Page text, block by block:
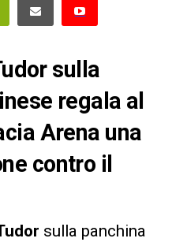
sulla
regala al
Arena una
contro il
sulla panchina